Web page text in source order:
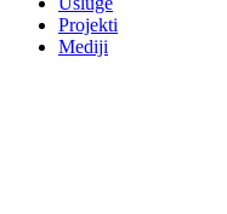
Projekti
Mediji